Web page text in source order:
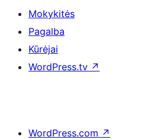
Mokykitės
Pagalba
Kūrėjai
WordPress.tv ↗
WordPress.com ↗